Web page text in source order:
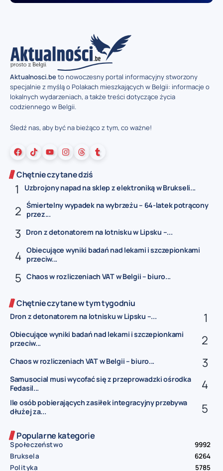
Aktualnosci.beto nowoczesny portal informacyjny stworzony
specjalnie z myślą o Polakach mieszkających w Belgii: informacje o
lokalnych wydarzeniach, a także treści dotyczące życia
codziennego w Belgii.
Śledź nas, aby być na bieżąco z tym, co ważne!
Chętnie czytane dziś
Uzbrojony napad na sklep z elektroniką w Brukseli...
Śmiertelny wypadek na wybrzeżu – 64-latek potrącony
przez...
Dron z detonatorem na lotnisku w Lipsku –...
Obiecujące wyniki badań nad lekami i szczepionkami
przeciw...
Chaos w rozliczeniach VAT w Belgii – biuro...
Chętnie czytane w tym tygodniu
Dron z detonatorem na lotnisku w Lipsku –...
Obiecujące wyniki badań nad lekami i szczepionkami
przeciw...
Chaos w rozliczeniach VAT w Belgii – biuro...
Samusocial musi wycofać się z przeprowadzki ośrodka
Fedasil...
Ile osób pobierających zasiłek integracyjny przebywa
dłużej za...
Popularne kategorie
Społeczeństwo
9992
Bruksela
6264
Polityka
5785